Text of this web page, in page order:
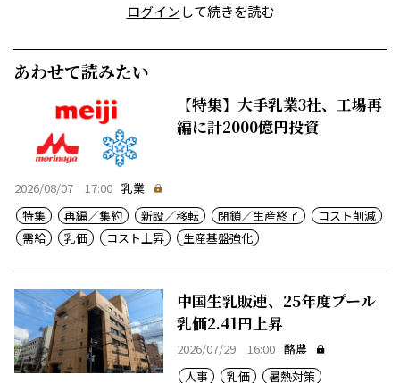
ログインして続きを読む
あわせて読みたい
【特集】大手乳業3社、工場再
編に計2000億円投資
2026/08/07 17:00 乳業
特集
再編／集約 新設／移転 閉鎖／生産終了
コスト削減
需給
乳価 コスト上昇 生産基盤強化
中国生乳販連、25年度プール
乳価2.41円上昇
2026/07/29 16:00 酪農
人事
乳価 暑熱対策